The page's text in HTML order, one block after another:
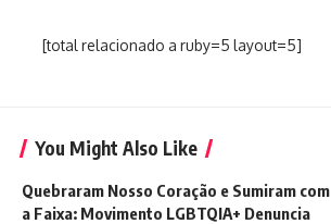
[total relacionado a ruby=5 layout=5]
You Might Also Like
Quebraram Nosso Coração e Sumiram com
a Faixa: Movimento LGBTQIA+ Denuncia